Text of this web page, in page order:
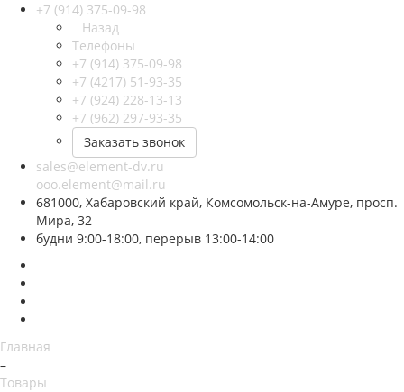
+7 (914) 375-09-98
Назад
Телефоны
+7 (914) 375-09-98
+7 (4217) 51-93-35
+7 (924) 228-13-13
+7 (962) 297-93-35
Заказать звонок
sales@element-dv.ru
ooo.element@mail.ru
681000, Хабаровский край, Комсомольск-на-Амуре, просп.
Мира, 32
будни 9:00-18:00, перерыв 13:00-14:00
Главная
–
Товары